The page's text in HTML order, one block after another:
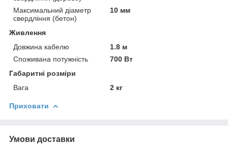
Максимальний діаметр
свердління (бетон)
10 мм
Живлення
Довжина кабелю
1.8 м
Споживана потужність
700 Вт
Габаритні розміри
Вага
2 кг
Приховати
Умови доставки